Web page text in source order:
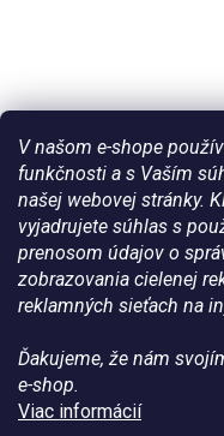
V našom e-shope
funkčnosti a s Vaším
našej webovej stránky.
vyjadrujete súhlas s
prenosom údajov o
zobrazovania cielenej
reklamných sieťach na
Ďakujeme, že nám
e-shop.
Viac informácií
Copyright 2026 Všetko